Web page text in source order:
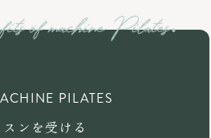
PILATES
スンを受ける